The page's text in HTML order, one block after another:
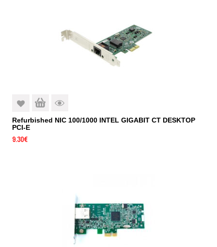
Refurbished NIC 100/1000 INTEL GIGABIT CT DESKTOP
PCI-E
9.30€